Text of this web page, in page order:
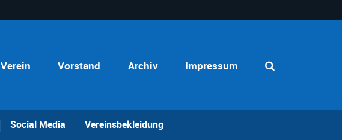
Verein Vorstand Archiv Impressum
Social Media Vereinsbekleidung